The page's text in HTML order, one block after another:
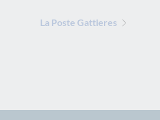
La Poste Gattieres